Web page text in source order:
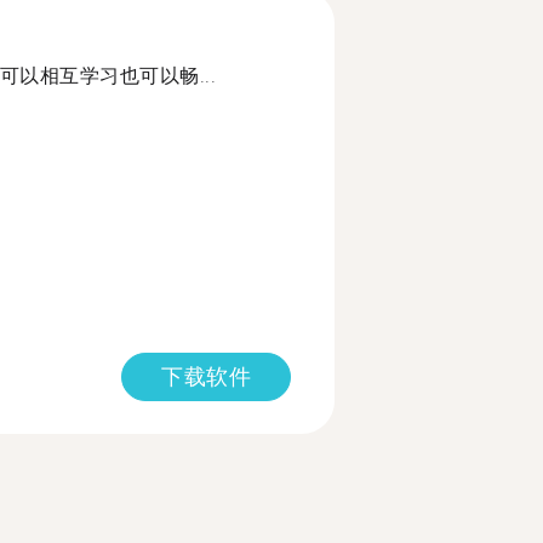
以相互学习也可以畅...
下载软件